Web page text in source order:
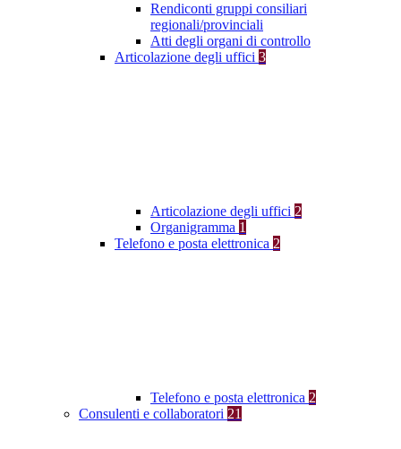
Rendiconti gruppi consiliari
regionali/provinciali
Atti degli organi di controllo
Articolazione degli uffici 3
Articolazione degli uffici 2
Organigramma 1
Telefono e posta elettronica 2
Telefono e posta elettronica 2
Consulenti e collaboratori 21